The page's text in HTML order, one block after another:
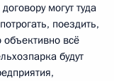
могут туда
поездить,
объективно всё
будут